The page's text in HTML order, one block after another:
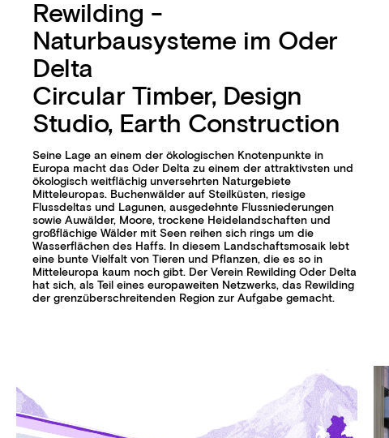
Rewilding -
Naturbausysteme im Oder
Delta
Circular Timber, Design
Studio, Earth Construction
Seine Lage an einem der ökologischen Knotenpunkte in
Europa macht das Oder Delta zu einem der attraktivsten und
ökologisch weitflächig unversehrten Naturgebiete
Mitteleuropas. Buchenwälder auf Steilküsten, riesige
Flussdeltas und Lagunen, ausgedehnte Flussniederungen
sowie Auwälder, Moore, trockene Heidelandschaften und
großflächige Wälder mit Seen reihen sich rings um die
Wasserflächen des Haffs. In diesem Landschaftsmosaik lebt
eine bunte Vielfalt von Tieren und Pflanzen, die es so in
Mitteleuropa kaum noch gibt. Der Verein Rewilding Oder Delta
hat sich, als Teil eines europaweiten Netzwerks, das Rewilding
der grenzüberschreitenden Region zur Aufgabe gemacht.